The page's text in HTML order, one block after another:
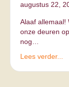
augustus 22,
Alaaf allemaal!
onze deuren
nog…
Lees verder...